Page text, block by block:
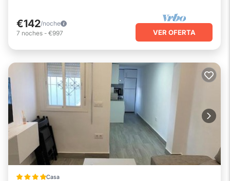
€142/noche
7 noches - €997 VER OFERTA
Casa